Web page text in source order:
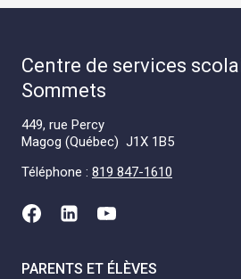
Centre de services
Sommets
449, rue Percy
Magog (Québec) J1X 1B5
Téléphone : 819 847-1610
PARENTS ET ÉLÈVES